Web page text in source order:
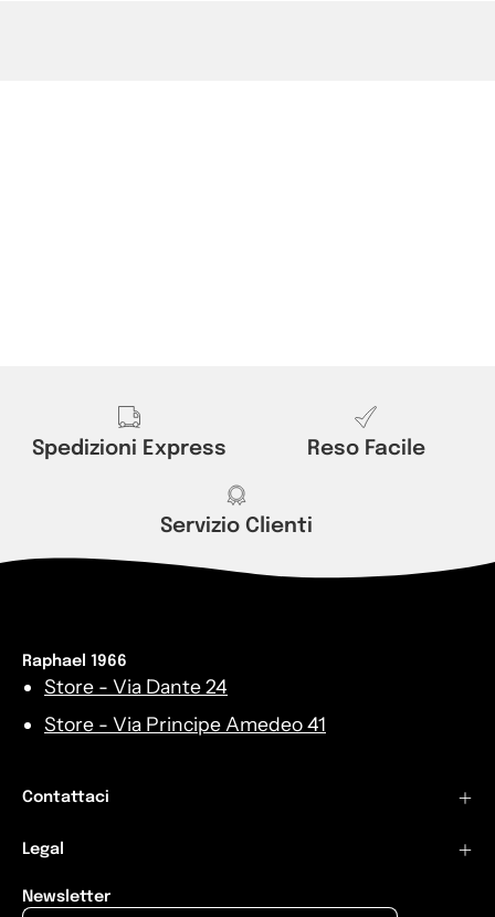
Spedizioni Express Reso Facile
Servizio Clienti
Raphael 1966
Store - Via Dante 24
Store - Via Principe Amedeo 41
Contattaci
Legal
Newsletter